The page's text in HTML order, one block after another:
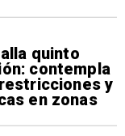
quinto
contempla
y
en zonas